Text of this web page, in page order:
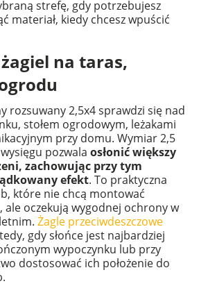
strefę, gdy potrzebujesz
materiał, kiedy chcesz wpuścić
na taras,
rozsuwany 2,5x4 sprawdzi się nad
stołem ogrodowym, leżakami
przy domu. Wymiar 2,5
pozwala osłonić większy
zachowując przy tym
efekt. To praktyczna
które nie chcą montować
ale oczekują wygodnej ochrony w
Żagle przeciwdeszczowe
gdy słońce jest najbardziej
wypoczynku lub przy
dostosować ich położenie do